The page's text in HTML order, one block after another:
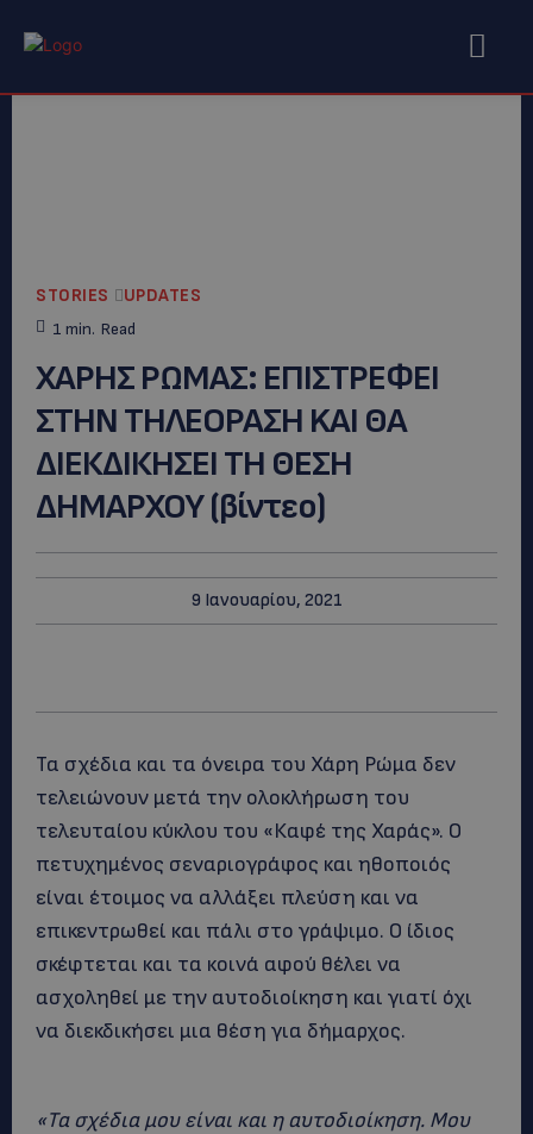
STORIES UPDATES
1 min. Read
ΧΑΡΗΣ ΡΩΜΑΣ: ΕΠΙΣΤΡΕΦΕΙ
ΣΤΗΝ ΤΗΛΕΟΡΑΣΗ KAI ΘΑ
ΔΙΕΚΔΙΚΗΣΕΙ ΤΗ ΘΕΣΗ
ΔΗΜΑΡΧΟΥ (βίντεο)
9 Ιανουαρίου, 2021
Τα σχέδια και τα όνειρα του Χάρη Ρώμα δεν
τελειώνουν μετά την ολοκλήρωση του
τελευταίου κύκλου του «Καφέ της Χαράς». Ο
πετυχημένος σεναριογράφος και ηθοποιός
είναι έτοιμος να αλλάξει πλεύση και να
επικεντρωθεί και πάλι στο γράψιμο. Ο ίδιος
σκέφτεται και τα κοινά αφού θέλει να
ασχοληθεί με την αυτοδιοίκηση και γιατί όχι
να διεκδικήσει μια θέση για δήμαρχος.
«Τα σχέδια μου είναι και η αυτοδιοίκηση. Μου